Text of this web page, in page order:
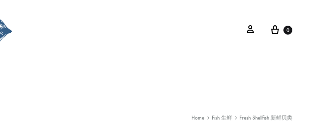
0
Home Fish 生鲜 Fresh Shellfish 新鲜贝类